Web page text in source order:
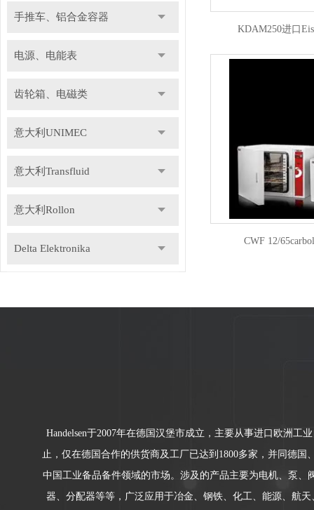
手推车、铝合金容器
电源、电能表
齿轮箱、电磁类
意大利UNIMEC
意大利Transfluid
意大利Rollon
Delta Elektronika
德国NILOS-RING尼罗斯
意大利Icar伊卡
KDAM250进口
CWF 12/
Handelsen于2007年在德国汉堡市成立，主要从事进口欧洲
止，仅在德国合作的供货商及工厂已达到1800多家，并同德
中国工业备品备件领域的市场。涉及的产品主要为电机、泵
器、分配器等等，广泛应用于冶金、钢铁、化工、能源、航天